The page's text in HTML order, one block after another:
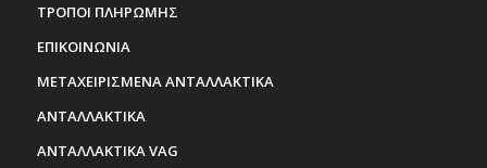
ΤΡΟΠΟΙ ΠΛΗΡΩΜΗΣ
ΕΠΙΚΟΙΝΩΝΙΑ
ΜΕΤΑΧΕΙΡΙΣΜΕΝΑ ΑΝΤΑΛΛΑΚΤΙΚΑ
ΑΝΤΑΛΛΑΚΤΙΚΑ
ΑΝΤΑΛΛΑΚΤΙΚΑ VAG